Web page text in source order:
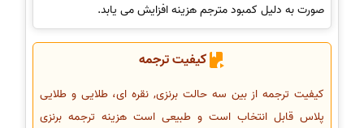
صورت به دلیل کمبود مترجم هزینه افزایش می یابد.
کیفیت ترجمه
کیفیت ترجمه از بین سه حالت برنزی, نقره ای، طلایی و طلایی
پلاس قابل انتخاب است و طبیعی است هزینه ترجمه برنزی